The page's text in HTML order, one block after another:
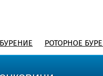
РОТОРНОЕ